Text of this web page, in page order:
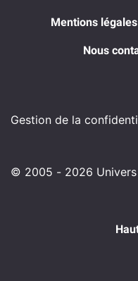
Mentions légales
Nous
Gestion de la
© 2005 - 2026 Univers